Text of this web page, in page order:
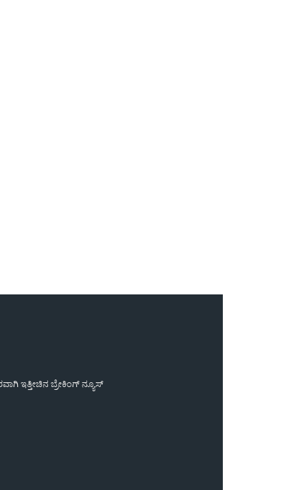
ಇತ್ತೀಚಿನ ಬ್ರೇಕಿಂಗ್ ನ್ಯೂಸ್